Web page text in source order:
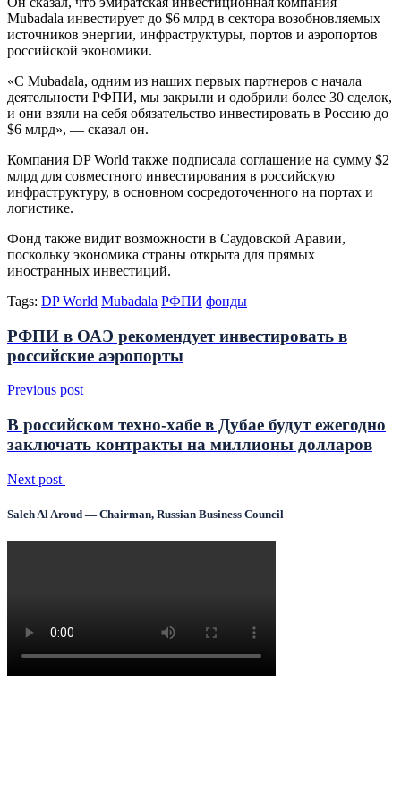
Mubadala инвестирует до $6 млрд в сектора возобновляемых
источников энергии, инфраструктуры, портов и аэропортов
российской экономики.
«С Mubadala, одним из наших первых партнеров с начала
деятельности РФПИ, мы закрыли и одобрили более 30 сделок,
и они взяли на себя обязательство инвестировать в Россию до
$6 млрд», — сказал он.
Компания DP World также подписала соглашение на сумму $2
млрд для совместного инвестирования в российскую
инфраструктуру, в основном сосредоточенного на портах и
логистике.
Фонд также видит возможности в Саудовской Аравии,
поскольку экономика страны открыта для прямых
иностранных инвестиций.
Tags: DP World Mubadala РФПИ фонды
РФПИ в ОАЭ рекомендует инвестировать в
российские аэропорты
Previous post
В российском техно-хабе в Дубае будут ежегодно
заключать контракты на миллионы долларов
Next post
Saleh Al Aroud — Chairman, Russian Business Council